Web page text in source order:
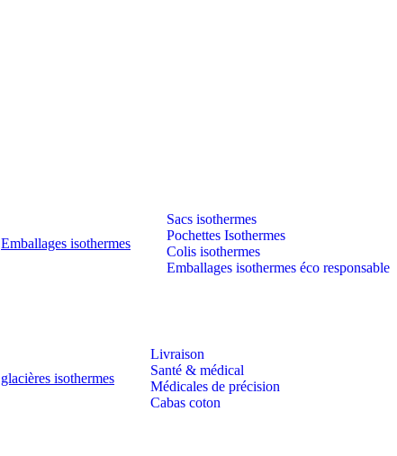
Emballages isothermes
Sacs isothermes
Pochettes Isothermes
Colis isothermes
Emballages isothermes éco responsable
glacières isothermes
Livraison
Santé & médical
Médicales de précision
Cabas coton